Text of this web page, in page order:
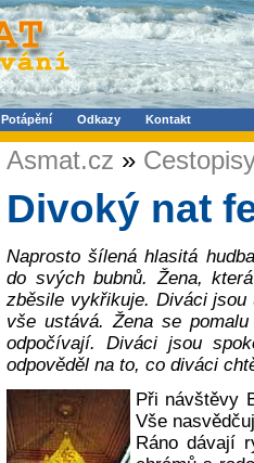
Potápění Odkazy Kontakt
Asmat.cz »
Divoký nat
Naprosto šílená hlasitá
do svých bubnů. Žena,
zběsile vykřikuje. Diváci
vše ustává. Žena se
odpočívají. Diváci jsou
odpověděl na to, co diváci
Při návštěvy
Vše
Ráno dávají